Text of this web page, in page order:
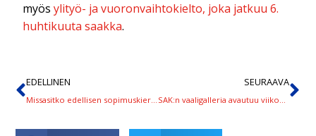
myösylityö- ja vuoronvaihtokielto, joka jatkuu 6.
huhtikuuta saakka.
EDELLINEN
Missasitko edellisen sopimuskierroswebinaarimme? Uusi tilaisuus tiistaina 25. helmikuuta
SEURAAVA
SAK:n vaaligalleria avautuu viikon kuluttua – ehdokas, ole mukana!